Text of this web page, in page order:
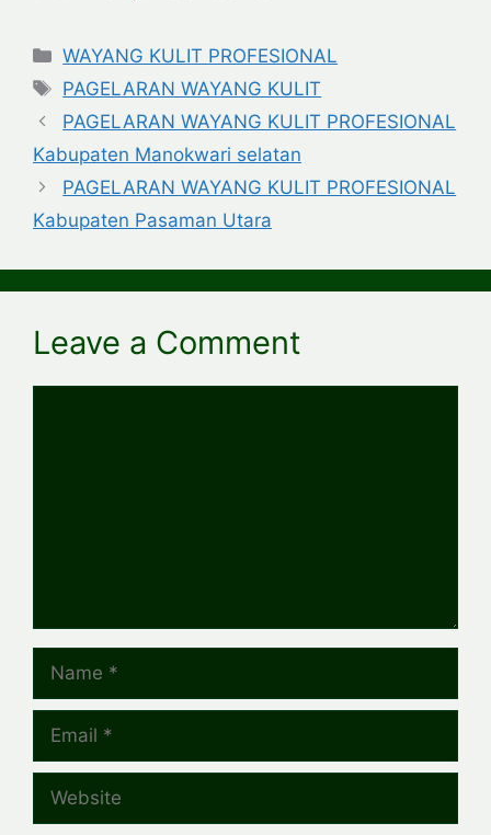
Categories
WAYANG KULIT PROFESIONAL
Tags
PAGELARAN WAYANG KULIT
PAGELARAN WAYANG KULIT PROFESIONAL
Kabupaten Manokwari selatan
PAGELARAN WAYANG KULIT PROFESIONAL
Kabupaten Pasaman Utara
Leave a Comment